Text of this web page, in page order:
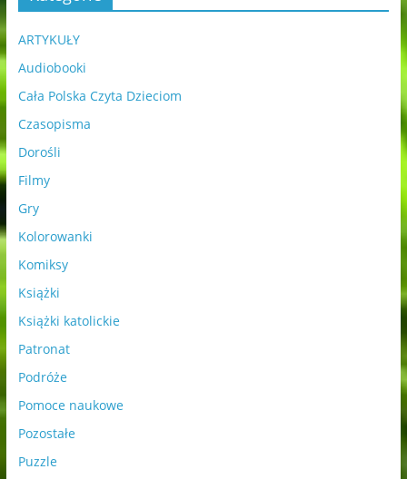
ARTYKUŁY
Audiobooki
Cała Polska Czyta Dzieciom
Czasopisma
Dorośli
Filmy
Gry
Kolorowanki
Komiksy
Książki
Książki katolickie
Patronat
Podróże
Pomoce naukowe
Pozostałe
Puzzle